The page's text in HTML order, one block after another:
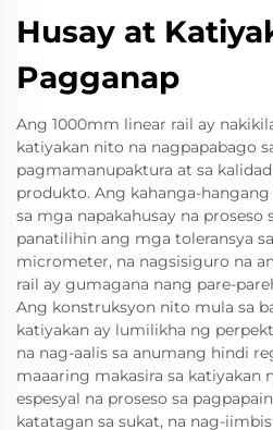
Husay at
Pagganap
Ang 1000mm linear rail ay
katiyakan nito na nagpapabago
pagmamanupaktura at sa
produkto. Ang kahanga-
sa mga napakahusay na
panatilihin ang mga toleransya
micrometer, na nagsisiguro na
rail ay gumagana nang pare-
Ang konstruksyon nito mula sa
katiyakan ay lumilikha ng
na nag-aalis sa anumang hindi
maaaring makasira sa katiyakan
espesyal na proseso sa
katatagan sa sukat, na nag-